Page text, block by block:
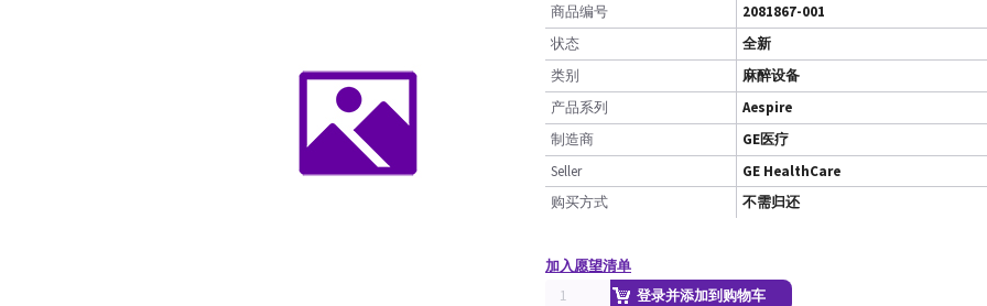
商品编号
2081867-001
状态
全新
类别
麻醉设备
产品系列
Aespire
制造商
GE医疗
Seller
GE HealthCare
购买方式
不需归还
加入愿望清单
登录并添加到购物车